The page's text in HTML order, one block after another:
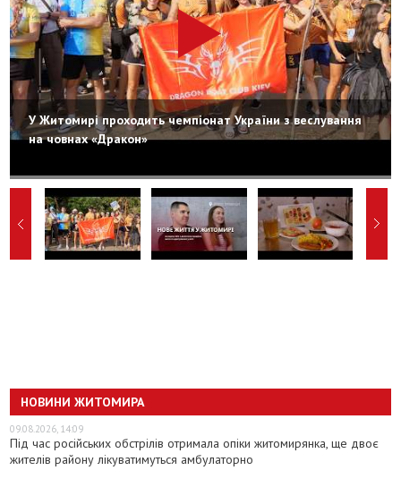
У Житомирі проходить чемпіонат України з веслування
на човнах «Дракон»
НОВИНИ ЖИТОМИРА
09.08.2026, 14:09
Під час російських обстрілів отримала опіки житомирянка, ще двоє
жителів району лікуватимуться амбулаторно